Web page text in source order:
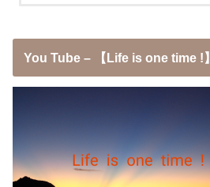
You Tube – 【Life is one time !】